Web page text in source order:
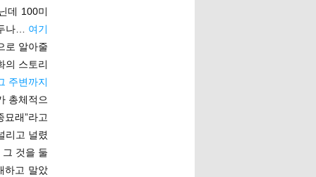
데 100미
나… 여기
로 알아줄
의 스토리
주변까지
총체적으
래”라고
리고 널렸
것을 둘
하고 말았